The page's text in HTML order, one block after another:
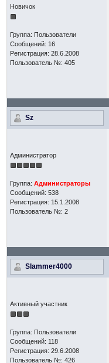
Новичок
Группа: Пользователи
Сообщений: 16
Регистрация: 28.6.2008
Пользователь №: 405
Sz
Администратор
Группа: Администраторы
Сообщений: 538
Регистрация: 15.1.2008
Пользователь №: 2
Slammer4000
Активный участник
Группа: Пользователи
Сообщений: 118
Регистрация: 29.6.2008
Пользователь №: 426